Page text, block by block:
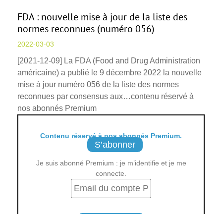
FDA : nouvelle mise à jour de la liste des
normes reconnues (numéro 056)
2022-03-03
[2021-12-09] La FDA (Food and Drug Administration
américaine) a publié le 9 décembre 2022 la nouvelle
mise à jour numéro 056 de la liste des normes
reconnues par consensus aux…contenu réservé à
nos abonnés Premium
Contenu réservé à nos abonnés Premium.
S’abonner
Je suis abonné Premium : je m’identifie et je me
connecte.